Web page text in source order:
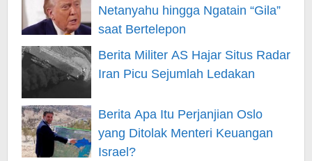
Netanyahu hingga Ngatain “Gila”
saat Bertelepon
Berita Militer AS Hajar Situs Radar
Iran Picu Sejumlah Ledakan
Berita Apa Itu Perjanjian Oslo
yang Ditolak Menteri Keuangan
Israel?